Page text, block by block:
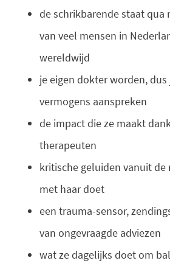
de schrikbarende staat qua
van veel mensen in
wereldwijd
je eigen dokter worden,
vermogens aanspreken
de impact die ze maakt
therapeuten
kritische geluiden vanuit de
met haar doet
een trauma-sensor,
van ongevraagde adviezen
wat ze dagelijks doet om